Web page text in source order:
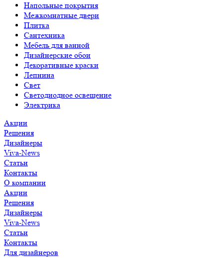
Напольные покрытия
Межкомнатные двери
Плитка
Сантехника
Мебель для ванной
Дизайнерские обои
Декоративные краски
Лепнина
Свет
Светодиодное освещение
Электрика
Акции
Решения
Дизайнеры
Viva-News
Статьи
Контакты
О компании
Акции
Решения
Дизайнеры
Viva-News
Статьи
Контакты
Для дизайнеров